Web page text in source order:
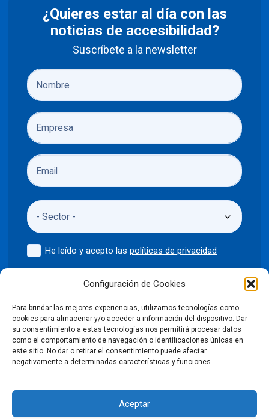
Configuración de Cookies
Para brindar las mejores experiencias, utilizamos tecnologías como
cookies para almacenar y/o acceder a información del dispositivo. Dar
su consentimiento a estas tecnologías nos permitirá procesar datos
como el comportamiento de navegación o identificaciones únicas en
este sitio. No dar o retirar el consentimiento puede afectar
negativamente a determinadas características y funciones.
Aceptar
¿Quieres estar al día con las
noticias de accesibilidad?
Suscríbete a la newsletter
He leído y acepto laspolíticas de privacidad
Enviar
©2024 Puntodis Política de privacidad Aviso legal
Condiciones Generales de Venta